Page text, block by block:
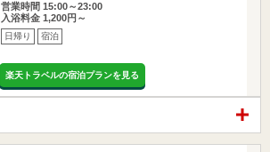
営業時間 15:00～23:00
入浴料金 1,200円～
日帰り 宿泊
楽天トラベルの宿泊プランを見る